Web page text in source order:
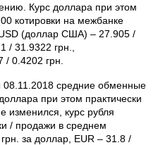
Курс доллара при этом
котировки на межбанке
(доллар США) – 27.905 /
/ 31.9322 грн.,
/ 0.4202 грн.
08.11.2018 средние обменные
при этом практически
изменился, курс рубля
/ продажи в среднем
за доллар, EUR – 31.8 /